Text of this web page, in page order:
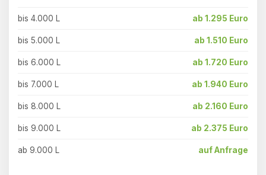
bis 4.000 L ab 1.295 Euro
bis 5.000 L ab 1.510 Euro
bis 6.000 L ab 1.720 Euro
bis 7.000 L ab 1.940 Euro
bis 8.000 L ab 2.160 Euro
bis 9.000 L ab 2.375 Euro
ab 9.000 L auf Anfrage